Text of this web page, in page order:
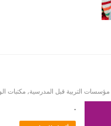
مؤسسات التربية قبل المدرسية, مكتبات
.